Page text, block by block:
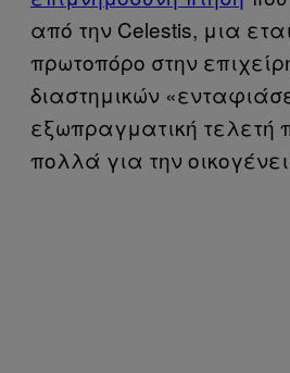
από την Celestis, μια
πρωτοπόρο στην
διαστημικών
εξωπραγματική τελετή
πολλά για την